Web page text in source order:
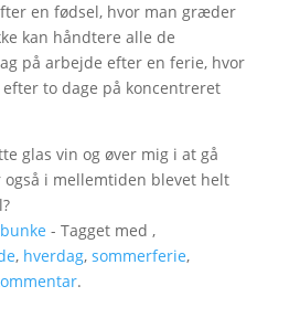
en fødsel, hvor man græder
kan håndtere alle de
på arbejde efter en ferie, hvor
to dage på koncentreret
glas vin og øver mig i at gå
i mellemtiden blevet helt
- Tagget med ,
, hverdag, sommerferie,
.